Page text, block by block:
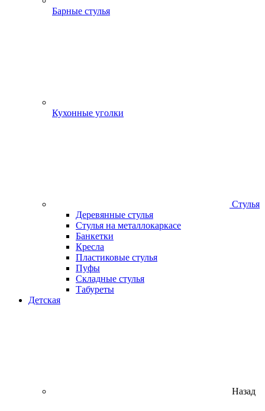
Барные стулья
Кухонные уголки
Стулья
Деревянные стулья
Стулья на металлокаркасе
Банкетки
Кресла
Пластиковые стулья
Пуфы
Складные стулья
Табуреты
Детская
Назад